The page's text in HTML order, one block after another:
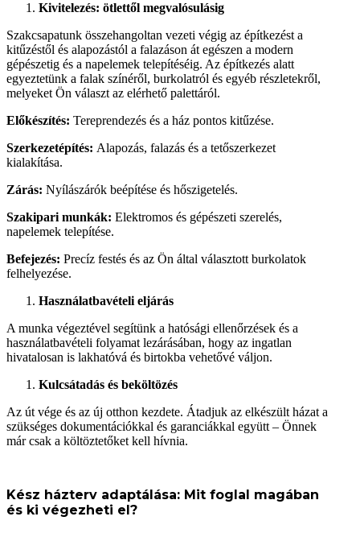
Kivitelezés: ötlettől megvalósulásig
Szakcsapatunk összehangoltan vezeti végig az építkezést a
kitűzéstől és alapozástól a falazáson át egészen a modern
gépészetig és a napelemek telepítéséig. Az építkezés alatt
egyeztetünk a falak színéről, burkolatról és egyéb részletekről,
melyeket Ön választ az elérhető palettáról.
Előkészítés: Tereprendezés és a ház pontos kitűzése.
Szerkezetépítés: Alapozás, falazás és a tetőszerkezet
kialakítása.
Zárás: Nyílászárók beépítése és hőszigetelés.
Szakipari munkák: Elektromos és gépészeti szerelés,
napelemek telepítése.
Befejezés: Precíz festés és az Ön által választott burkolatok
felhelyezése.
Használatbavételi eljárás
A munka végeztével segítünk a hatósági ellenőrzések és a
használatbavételi folyamat lezárásában, hogy az ingatlan
hivatalosan is lakhatóvá és birtokba vehetővé váljon.
Kulcsátadás és beköltözés
Az út vége és az új otthon kezdete. Átadjuk az elkészült házat a
szükséges dokumentációkkal és garanciákkal együtt – Önnek
már csak a költöztetőket kell hívnia.
Kész házterv adaptálása: Mit foglal magában
és ki végezheti el?